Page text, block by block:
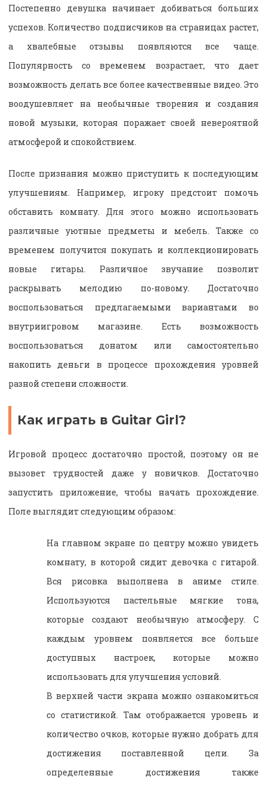
Постепенно девушка начинает добиваться больших
успехов. Количество подписчиков на страницах растет,
а хвалебные отзывы появляются все чаще.
Популярность со временем возрастает, что дает
возможность делать все более качественные видео. Это
воодушевляет на необычные творения и создания
новой музыки, которая поражает своей невероятной
атмосферой и спокойствием.
После признания можно приступить к последующим
улучшениям. Например, игроку предстоит помочь
обставить комнату. Для этого можно использовать
различные уютные предметы и мебель. Также со
временем получится покупать и коллекционировать
новые гитары. Различное звучание позволит
раскрывать мелодию по-новому. Достаточно
воспользоваться предлагаемыми вариантами во
внутриигровом магазине. Есть возможность
воспользоваться донатом или самостоятельно
накопить деньги в процессе прохождения уровней
разной степени сложности.
Как играть в Guitar Girl?
Игровой процесс достаточно простой, поэтому он не
вызовет трудностей даже у новичков. Достаточно
запустить приложение, чтобы начать прохождение.
Поле выглядит следующим образом:
На главном экране по центру можно увидеть
комнату, в которой сидит девочка с гитарой.
Вся рисовка выполнена в аниме стиле.
Используются пастельные мягкие тона,
которые создают необычную атмосферу. С
каждым уровнем появляется все больше
доступных настроек, которые можно
использовать для улучшения условий.
В верхней части экрана можно ознакомиться
со статистикой. Там отображается уровень и
количество очков, которые нужно добрать для
достижения поставленной цели. За
определенные достижения также